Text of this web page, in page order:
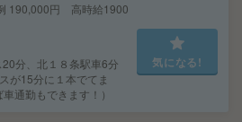
190,000円 高時給1900
20分、北１８条駅車6分
が15分に１本でてま
通勤もできます！）
気になる!